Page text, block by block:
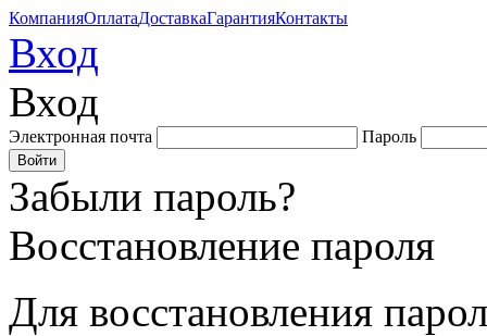
КомпанияОплатаДоставкаГарантияКонтакты
Вход
Вход
Электронная почта Пароль
Забыли пароль?
Восстановление пароля
Для восстановления